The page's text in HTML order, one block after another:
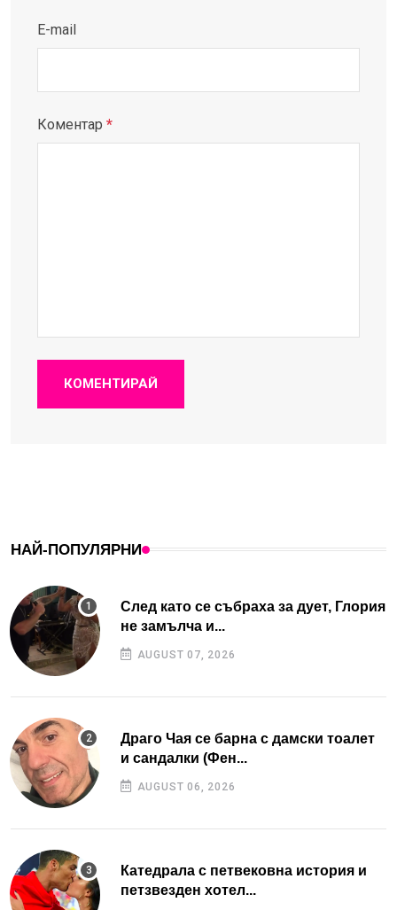
E-mail
Коментар *
КОМЕНТИРАЙ
НАЙ-ПОПУЛЯРНИ
След като се събраха за дует, Глория
не замълча и...
AUGUST 07, 2026
Драго Чая се барна с дамски тоалет
и сандалки (Фен...
AUGUST 06, 2026
Катедрала с петвековна история и
петзвезден хотел...